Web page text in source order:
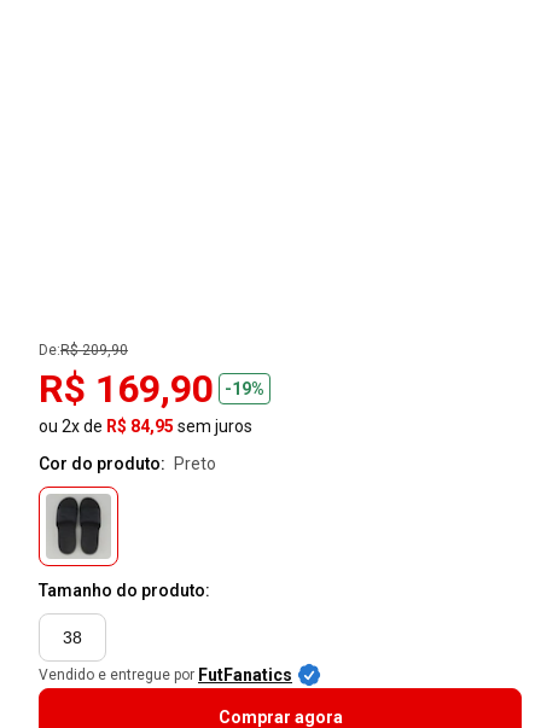
De:R$ 209,90
R$ 169,90
-19%
ou 2x de R$ 84,95 sem juros
Cor do produto:
preto
Tamanho do produto:
38
Vendido e entregue por FutFanatics
Comprar agora